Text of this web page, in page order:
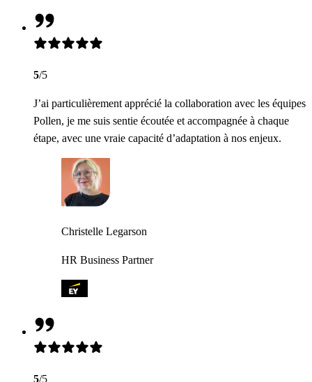
5/5
J’ai particulièrement apprécié la collaboration avec les équipes
Pollen, je me suis sentie écoutée et accompagnée à chaque
étape, avec une vraie capacité d’adaptation à nos enjeux.
Christelle Legarson
HR Business Partner
5/5